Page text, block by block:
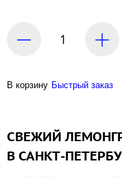
В корзину Быстрый заказ
СВЕЖИЙ
В САНКТ-